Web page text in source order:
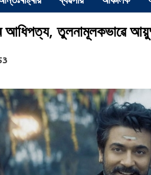
আধিপত্য, তুলনামূলকভাৱে